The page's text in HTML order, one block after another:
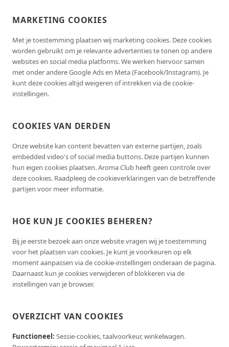
MARKETING COOKIES
Met je toestemming plaatsen wij marketing cookies. Deze cookies
worden gebruikt om je relevante advertenties te tonen op andere
websites en social media platforms. We werken hiervoor samen
met onder andere Google Ads en Meta (Facebook/Instagram). Je
kunt deze cookies altijd weigeren of intrekken via de cookie-
instellingen.
COOKIES VAN DERDEN
Onze website kan content bevatten van externe partijen, zoals
embedded video's of social media buttons. Deze partijen kunnen
hun eigen cookies plaatsen. Aroma Club heeft geen controle over
deze cookies. Raadpleeg de cookieverklaringen van de betreffende
partijen voor meer informatie.
HOE KUN JE COOKIES BEHEREN?
Bij je eerste bezoek aan onze website vragen wij je toestemming
voor het plaatsen van cookies. Je kunt je voorkeuren op elk
moment aanpassen via de cookie-instellingen onderaan de pagina.
Daarnaast kun je cookies verwijderen of blokkeren via de
instellingen van je browser.
OVERZICHT VAN COOKIES
Functioneel: Sessie-cookies, taalvoorkeur, winkelwagen.